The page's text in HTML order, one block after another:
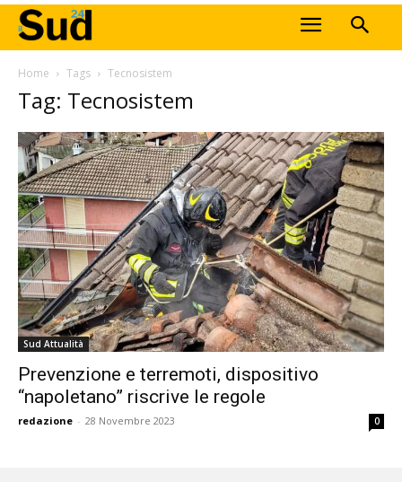
Home Tags Tecnosistem
Tag: Tecnosistem
Sud Attualità
Prevenzione e terremoti, dispositivo
“napoletano” riscrive le regole
redazione - 28 Novembre 2023 0